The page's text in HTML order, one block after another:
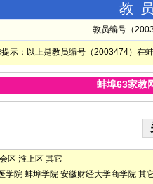
教
教员编号（
示：以上是教员编号（2003474）在
蚌埠63家教
区 淮上区 其它
学院 蚌埠学院 安徽财经大学商学院 其